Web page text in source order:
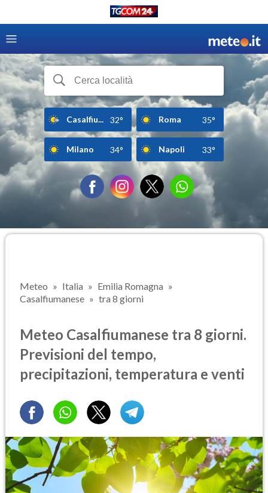
Casalfiu... 32° Roma 35°
Milano 34° Napoli 33°
Meteo Italia
Emilia Romagna
Casalfiumanese
tra 8 giorni
Meteo Casalfiumanese tra 8 giorni.
Previsioni del tempo,
precipitazioni, temperatura e venti